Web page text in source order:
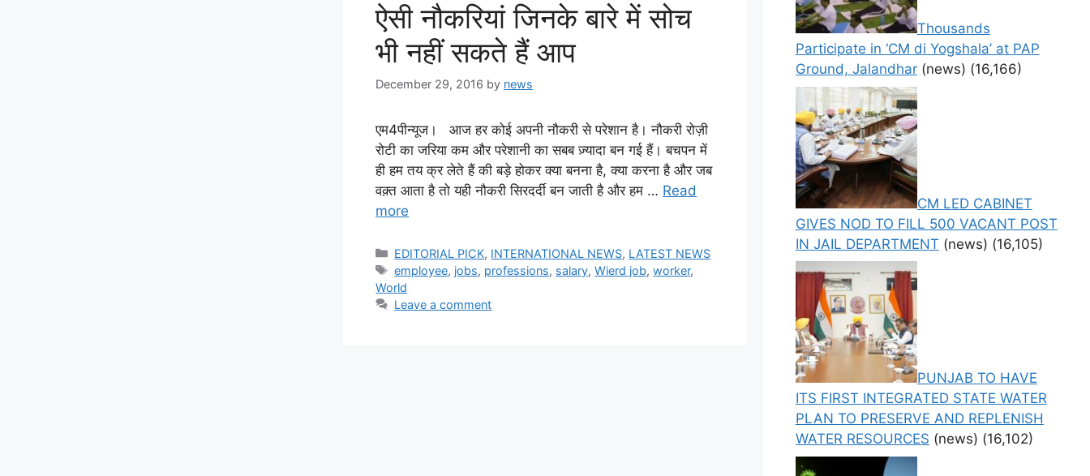
ऐसी नौकरियां जिनके बारे में सोच
भी नहीं सकते हैं आप
December 29, 2016 by news
एम4पीन्यूज। आज हर कोई अपनी नौकरी से परेशान है। नौकरी रोज़ी
रोटी का जरिया कम और परेशानी का सबब ज़्यादा बन गई हैं। बचपन में
ही हम तय क्र लेते हैं की बड़े होकर क्या बनना है, क्या करना है और जब
वक़्त आता है तो यही नौकरी सिरदर्दी बन जाती है और हम … Read
more
Categories
EDITORIAL PICK, INTERNATIONAL NEWS, LATEST NEWS
Tags
employee, jobs, professions, salary,Wierd job,worker,
World
Leave a comment
Thousands
Participate in ‘CM di Yogshala’ at PAP
Ground, Jalandhar (news) (16,166)
CM LED CABINET
GIVES NOD TO FILL 500 VACANT POST
IN JAIL DEPARTMENT (news) (16,105)
PUNJAB TO HAVE
ITS FIRST INTEGRATED STATE WATER
PLAN TO PRESERVE AND REPLENISH
WATER RESOURCES (news) (16,102)